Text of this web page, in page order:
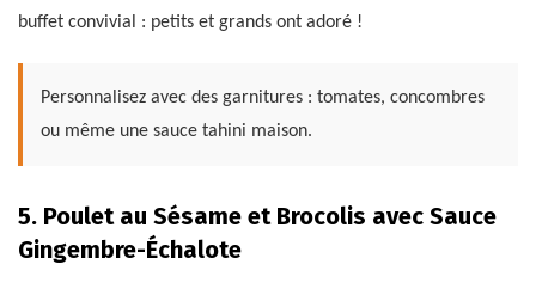
buffet convivial : petits et grands ont adoré !
Personnalisez avec des garnitures : tomates, concombres
ou même une sauce tahini maison.
5. Poulet au Sésame et Brocolis avec Sauce
Gingembre-Échalote